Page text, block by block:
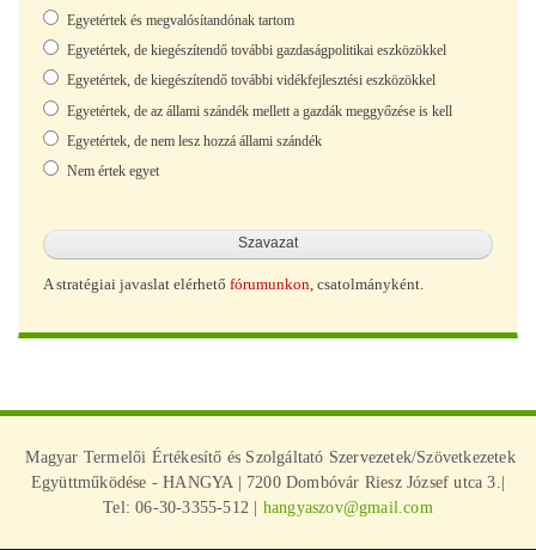
Választások
Egyetértek és megvalósítandónak tartom
Egyetértek, de kiegészítendő további gazdaságpolitikai eszközökkel
Egyetértek, de kiegészítendő további vidékfejlesztési eszközökkel
Egyetértek, de az állami szándék mellett a gazdák meggyőzése is kell
Egyetértek, de nem lesz hozzá állami szándék
Nem értek egyet
A stratégiai javaslat elérhető fórumunkon, csatolmányként.
Magyar Termelői Értékesítő és Szolgáltató Szervezetek/Szövetkezetek
Együttműködése - HANGYA | 7200 Dombóvár Riesz József utca 3.|
Tel: 06-30-3355-512 | hangyaszov@gmail.com